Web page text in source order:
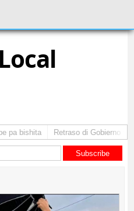
Local
bishita Retraso di Gobierno ta
Subscribe